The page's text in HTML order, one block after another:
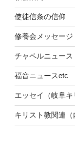
使徒信条の信仰
修養会メッセージ
チャペルニュース
福音ニュースetc
エッセイ（岐阜キ
キリスト教関連（